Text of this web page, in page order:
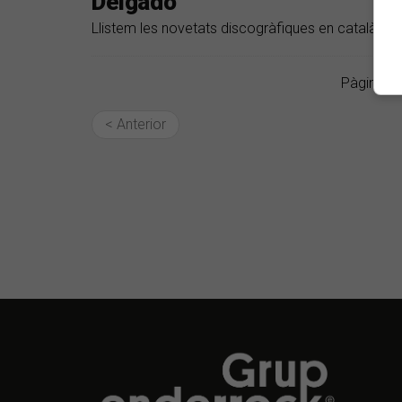
Llistem les novetats discogràfiques en català de
Pàgina 1
< Anterior